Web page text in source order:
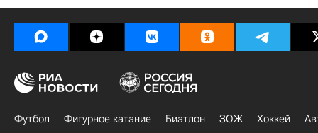
Футбол Фигурное катание Биатлон ЗОЖ Хоккей